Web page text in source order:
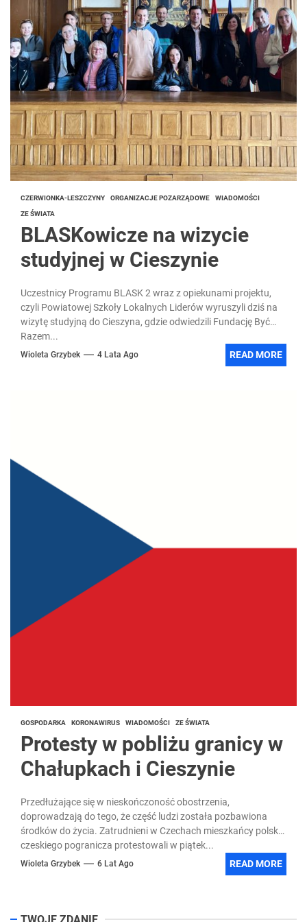
CZERWIONKA-LESZCZYNY ORGANIZACJE POZARZĄDOWE WIADOMOŚCI
ZE ŚWIATA
BLASKowicze na wizycie
studyjnej w Cieszynie
Uczestnicy Programu BLASK 2 wraz z opiekunami projektu,
czyli Powiatowej Szkoły Lokalnych Liderów wyruszyli dziś na
wizytę studyjną do Cieszyna, gdzie odwiedzili Fundację Być
Razem...
Wioleta Grzybek 4 Lata Ago READ MORE
GOSPODARKA KORONAWIRUS WIADOMOŚCI ZE ŚWIATA
Protesty w pobliżu granicy w
Chałupkach i Cieszynie
Przedłużające się w nieskończoność obostrzenia,
doprowadzają do tego, że część ludzi została pozbawiona
środków do życia. Zatrudnieni w Czechach mieszkańcy polsko-
czeskiego pogranicza protestowali w piątek...
Wioleta Grzybek 6 Lat Ago READ MORE